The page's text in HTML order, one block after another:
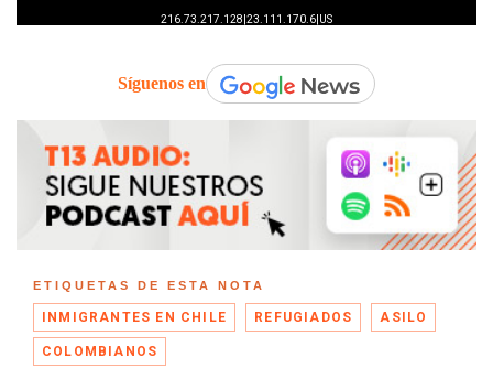
Síguenos en
ETIQUETAS DE ESTA NOTA
INMIGRANTES EN CHILE REFUGIADOS ASILO
COLOMBIANOS